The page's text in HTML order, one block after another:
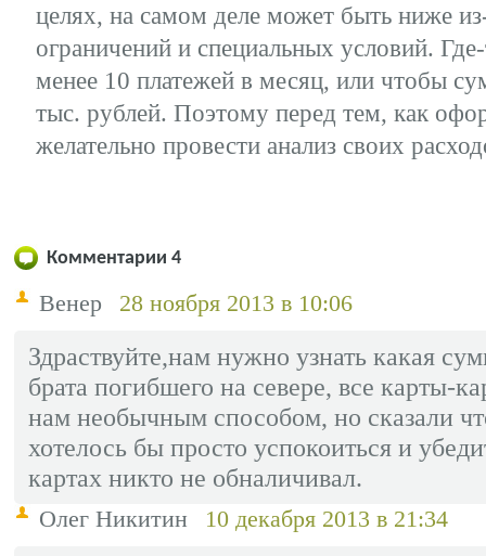
целях, на самом деле может быть ниже
ограничений и специальных условий.
менее 10 платежей в месяц, или чтобы
тыс. рублей. Поэтому перед тем, как
желательно провести анализ своих
Комментарии 4
Венер 28 ноября 2013 в 10:06
Здраствуйте,нам нужно узнать какая
брата погибшего на севере, все карты-
нам необычным способом, но сказали
хотелось бы просто успокоиться и
картах никто не обналичивал.
Олег Никитин 10 декабря 2013 в 21:34